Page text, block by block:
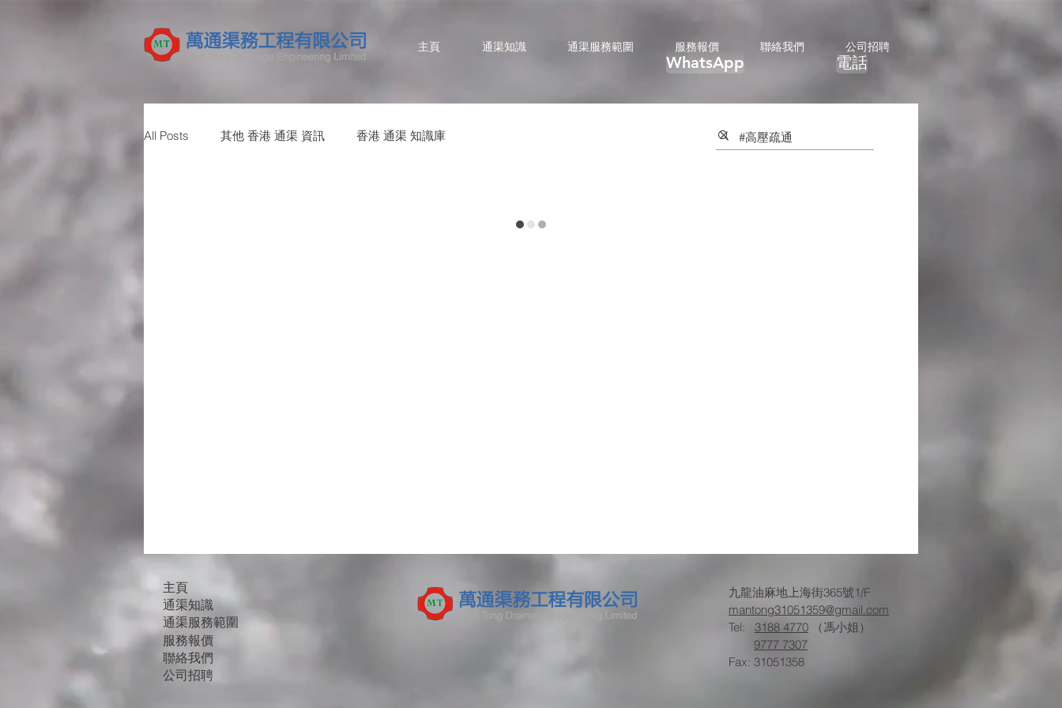
主頁 通渠知識 通渠服務範圍 服務報價 聯絡我們 公司招聘
WhatsApp 電話
All Posts 其他 香港 通渠 資訊 香港 通渠 ​知識庫
主頁
通渠知識
通渠服務範圍
服務報價
聯絡我們
公司招聘
九龍油麻地上海街365號1/F
mantong31051359@gmail.com
Tel: 3188 4770 （馮小姐）
9777 7307
Fax: 31051358